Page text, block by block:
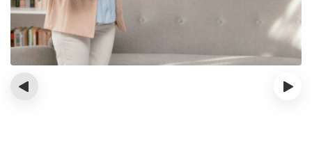
‹ ›